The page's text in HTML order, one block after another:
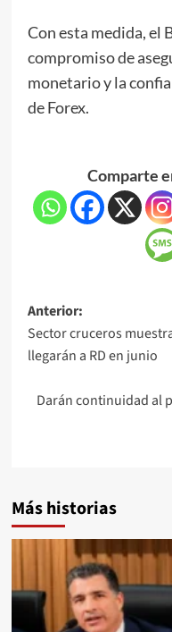
Con esta medida, el
compromiso de
monetario y la
de Forex.
Comparte
Anterior:
Sector cruceros
llegarán a RD en junio
Darán continuidad al
Más historias